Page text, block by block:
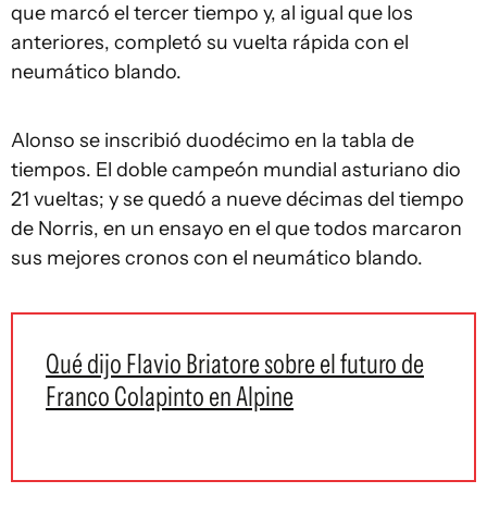
que marcó el tercer tiempo y, al igual que los
anteriores, completó su vuelta rápida con el
neumático blando.
Alonso se inscribió duodécimo en la tabla de
tiempos. El doble campeón mundial asturiano dio
21 vueltas; y se quedó a nueve décimas del tiempo
de Norris, en un ensayo en el que todos marcaron
sus mejores cronos con el neumático blando.
Qué dijo Flavio Briatore sobre el futuro de
Franco Colapinto en Alpine